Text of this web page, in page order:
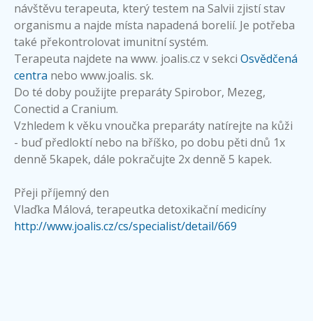
návštěvu terapeuta, který testem na Salvii zjistí stav
organismu a najde místa napadená borelií. Je potřeba
také překontrolovat imunitní systém.
Terapeuta najdete na www. joalis.cz v sekci Osvědčená
centra nebo www.joalis. sk.
Do té doby použijte preparáty Spirobor, Mezeg,
Conectid a Cranium.
Vzhledem k věku vnoučka preparáty natírejte na kůži
- buď předloktí nebo na bříško, po dobu pěti dnů 1x
denně 5kapek, dále pokračujte 2x denně 5 kapek.
Přeji příjemný den
Vlaďka Málová, terapeutka detoxikační medicíny
http://www.joalis.cz/cs/specialist/detail/669